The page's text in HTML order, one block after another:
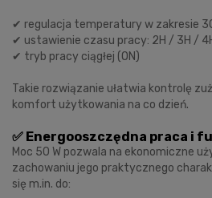
✔ regulacja temperatury w zakresie
✔ ustawienie czasu pracy: 2H / 3H /
✔ tryb pracy ciągłej (ON)
Takie rozwiązanie ułatwia kontrolę
komfort użytkowania na co dzień.
✅ Energooszczędna praca i
Moc 50 W pozwala na ekonomiczne
zachowaniu jego praktycznego
się m.in. do: